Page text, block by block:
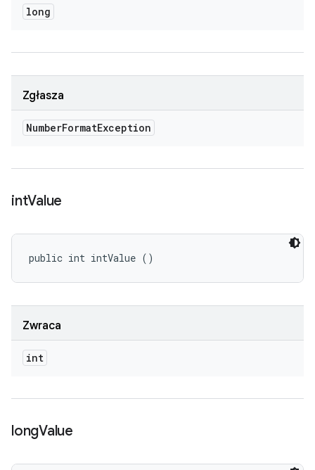
long
Zgłasza
NumberFormatException
intValue
public int intValue ()
Zwraca
int
longValue